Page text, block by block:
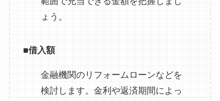
ょう。
■借入額
金融機関のリフォームローンなどを
検討します。金利や返済期間によっ